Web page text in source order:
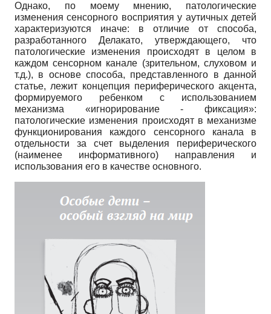
Однако, по моему мнению, патологические
изменения сенсорного восприятия у аутичных детей
характеризуются иначе: в отличие от способа,
разработанного Делакато, утверждающего, что
патологические изменения происходят в целом в
каждом сенсорном канале (зрительном, слуховом и
т.д.), в основе способа, представленного в данной
статье, лежит концепция периферического акцента,
формируемого ребенком с использованием
механизма «игнорирование - фиксация»:
патологические изменения происходят в механизме
функционирования каждого сенсорного канала в
отдельности за счет выделения периферического
(наименее информативного) направления и
использования его в качестве основного.